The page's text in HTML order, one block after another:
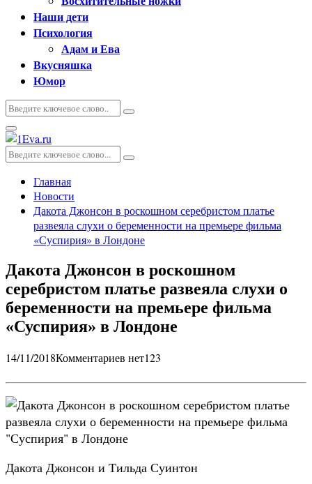
Наши дети
Психология
Адам и Ева
Вкусняшка
Юмор
Искать:
Поиск
Основное
меню
Искать:
Поиск
Главная
Новости
Дакота Джонсон в роскошном серебристом платье
развеяла слухи о беременности на премьере фильма
«Суспирия» в Лондоне
Дакота Джонсон в роскошном
серебристом платье развеяла слухи о
беременности на премьере фильма
«Суспирия» в Лондоне
14/11/2018Комментариев нет123
Дакота Джонсон и Тильда Суинтон